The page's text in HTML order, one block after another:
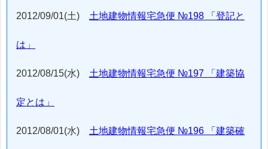
2012/09/01(土) 土地建物情報宅急便 №198 「登記と
は」
2012/08/15(水) 土地建物情報宅急便 №197 「建築協
定とは」
2012/08/01(水) 土地建物情報宅急便 №196 「建築確